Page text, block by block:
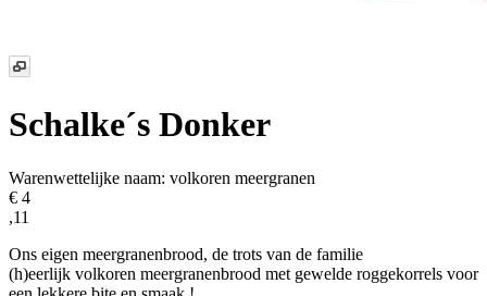
Schalke´s Donker
Warenwettelijke naam: volkoren meergranen
€ 4
,11
Ons eigen meergranenbrood, de trots van de familie
(h)eerlijk volkoren meergranenbrood met gewelde roggekorrels voor